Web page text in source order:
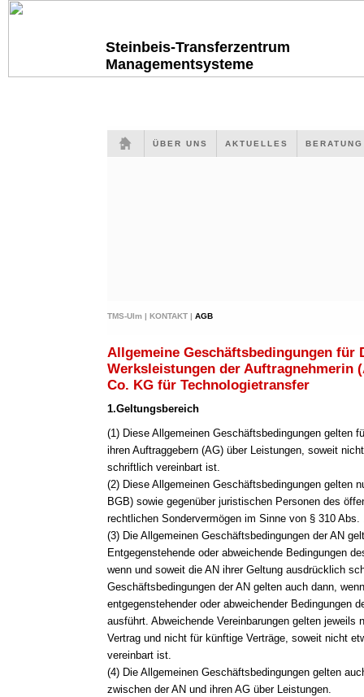
Steinbeis-Transferzentrum
Managementsysteme
ÜBER UNS AKTUELLES
TMS-Ulm | KONTAKT | AGB
Allgemeine Geschäftsbedingungen für
Werksleistungen der Auftragnehmerin
Co. KG für Technologietransfer
1.Geltungsbereich
(1) Diese Allgemeinen Geschäftsbedingungen gelten
ihren Auftraggebern (AG) über Leistungen, soweit
schriftlich vereinbart ist.
(2) Diese Allgemeinen Geschäftsbedingungen gelten
BGB) sowie gegenüber juristischen Personen des
rechtlichen Sondervermögen im Sinne von § 310
(3) Die Allgemeinen Geschäftsbedingungen der AN
Entgegenstehende oder abweichende Bedingungen
wenn und soweit die AN ihrer Geltung ausdrücklich
Geschäftsbedingungen der AN gelten auch dann,
entgegenstehender oder abweichender Bedingungen
ausführt. Abweichende Vereinbarungen gelten jeweils
Vertrag und nicht für künftige Verträge, soweit nicht
vereinbart ist.
(4) Die Allgemeinen Geschäftsbedingungen gelten
zwischen der AN und ihren AG über Leistungen.